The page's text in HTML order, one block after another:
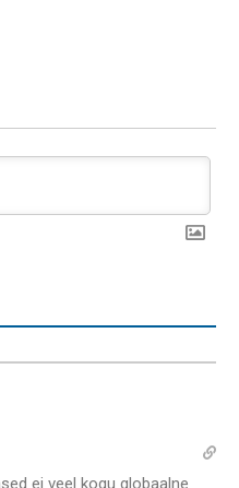
ei veel kogu globaalne